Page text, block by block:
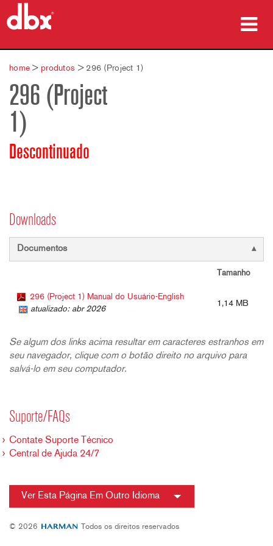
produtos
Case Studies
onde comprar
treinamento
Idioma/Região
home >produtos > 296 (Project 1)
296 (Project
1)
Descontinuado
Downloads
Documentos
Tamanho
296 (Project 1) Manual do Usuário-English
atualizado: abr 2026
1,14 MB
Se algum dos links acima resultar em caracteres estranhos em
seu navegador, clique com o botão direito no arquivo para
salvá-lo em seu computador.
Suporte/FAQs
Contate Suporte Técnico
Central de Ajuda 24/7
Ver Esta Página Em Outro Idioma
© 2026 Todos os direitos reservados